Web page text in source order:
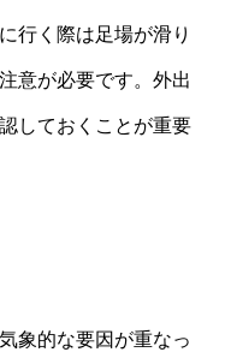
行く際は足場が滑り
意が必要です。外出
しておくことが重要
象的な要因が重なっ